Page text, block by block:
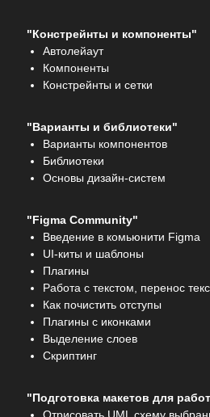
"Констрейнты и компоненты"
Автолейаут
Компоненты
Констрейнты и сетки
"Варианты и библиотеки"
Варианты компонентов
Библиотеки
Основы дизайн-систем
"Figma Community"
Введение в комьюнити Figma
UI-киты и шаблоны
Плагины
Работа с текстом, перенос
Как почистить отступы
Плагины с иконками
Выделение слоев
Скриптинг
"Подготовка макетов для